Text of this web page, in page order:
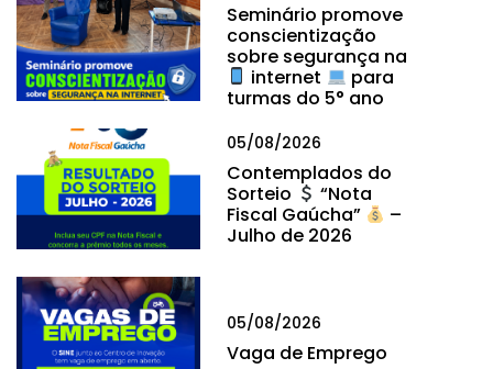
Seminário promove
conscientização
sobre segurança na
internet
para
turmas do 5° ano
05/08/2026
Contemplados do
Sorteio
“Nota
Fiscal Gaúcha”
–
Julho de 2026
05/08/2026
Vaga de Emprego